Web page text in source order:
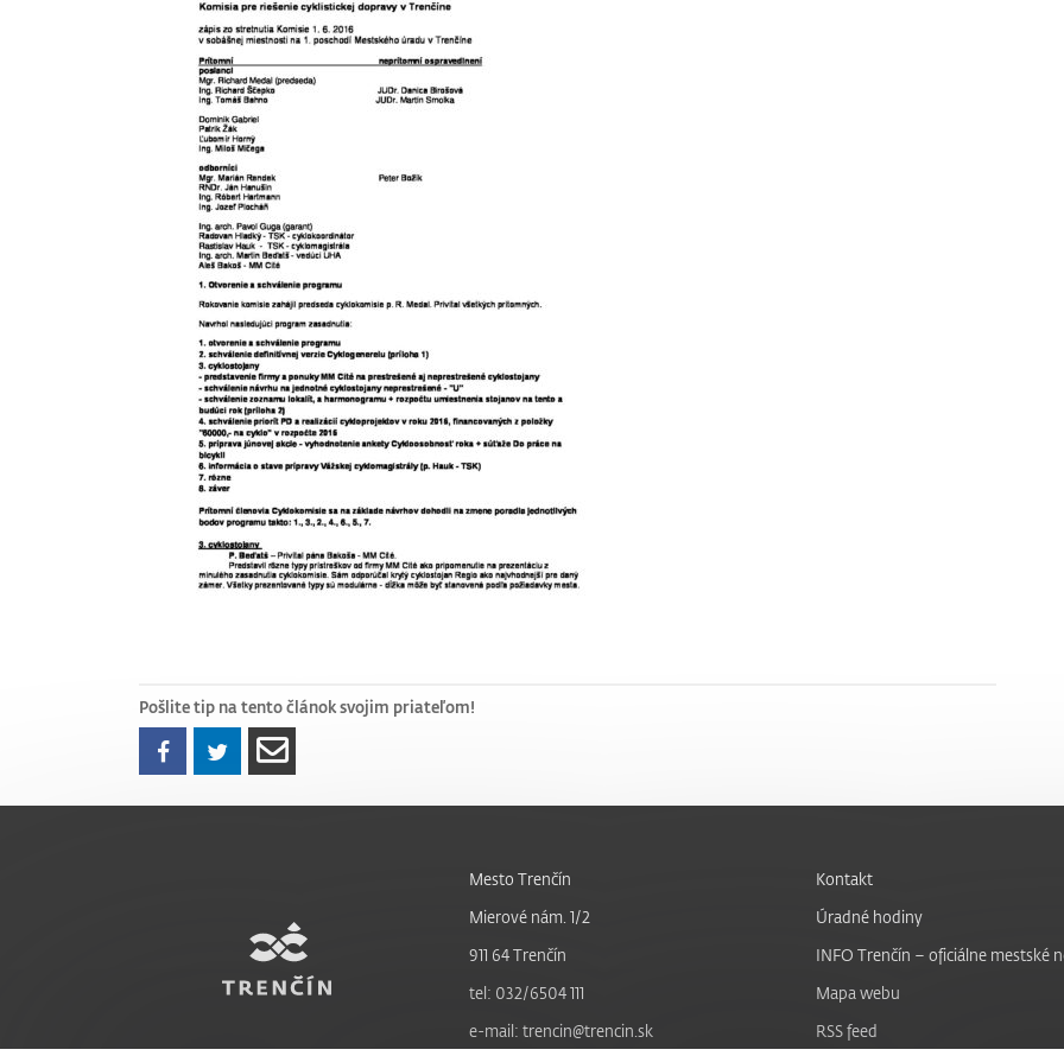
Pošlite tip na tento článok svojim priateľom!
Mesto Trenčín
Mierové nám. 1/2
911 64 Trenčín
tel: 032/6504 111
e-mail: trencin@trencin.sk
Kontakt
Úradné hodiny
INFO Trenčín – oficiálne mestské
Mapa webu
RSS feed